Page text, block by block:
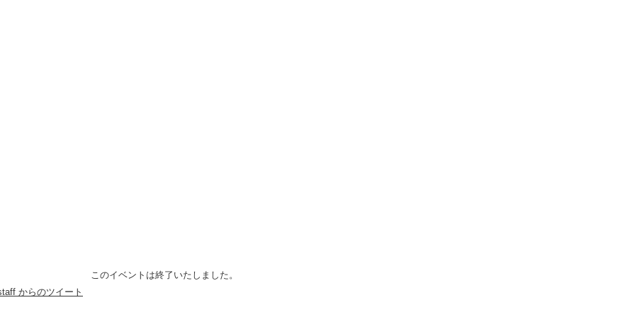
このイベントは終了いたしました。
からのツイート